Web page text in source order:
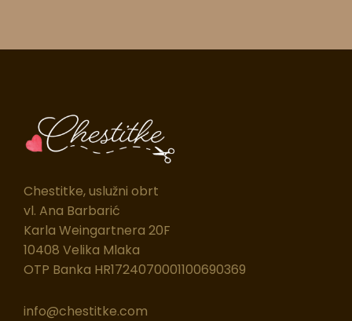
Chestitke, uslužni obrt
vl. Ana Barbarić
Karla Weingartnera 20F
10408 Velika Mlaka
OTP Banka HR1724070001100690369
info@chestitke.com